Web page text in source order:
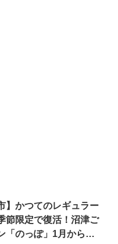
】かつてのレギュラー
節限定で復活！沼津ご
「のっぽ」1月から限